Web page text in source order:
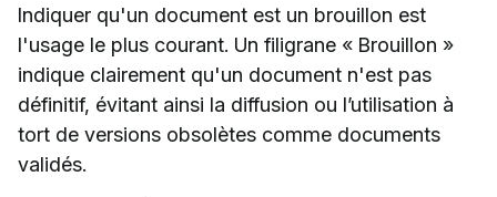
Indiquer qu'un document est un brouillon est
l'usage le plus courant. Un filigrane « Brouillon »
indique clairement qu'un document n'est pas
définitif, évitant ainsi la diffusion ou l’utilisation à
tort de versions obsolètes comme documents
validés.